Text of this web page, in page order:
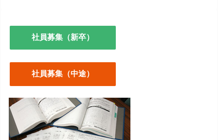
社員募集（新卒）
社員募集（中途）